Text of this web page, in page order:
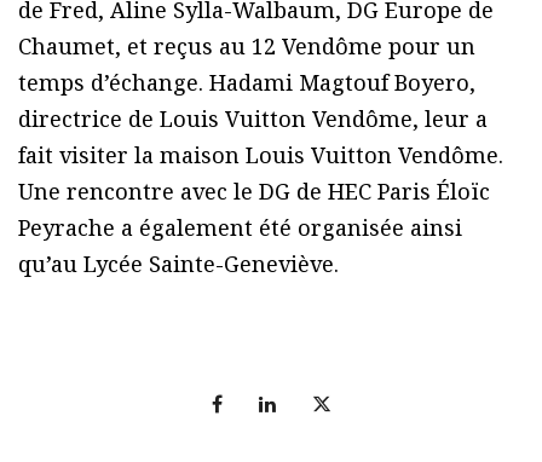
de Fred, Aline Sylla-Walbaum, DG Europe de
Chaumet, et reçus au 12 Vendôme pour un
temps d’échange. Hadami Magtouf Boyero,
directrice de Louis Vuitton Vendôme, leur a
fait visiter la maison Louis Vuitton Vendôme.
Une rencontre avec le DG de HEC Paris Éloïc
Peyrache a également été organisée ainsi
qu’au Lycée Sainte-Geneviève.